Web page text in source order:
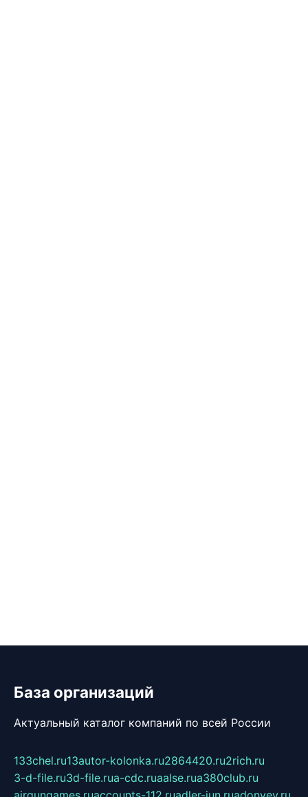
База организаций
Актуальный каталог компаний по всей России
133chel.ru13autor-kolonka.ru2864420.ru2rich.ru
3-d-file.ru3d-file.rua-cdc.ruaalse.rua380club.ru